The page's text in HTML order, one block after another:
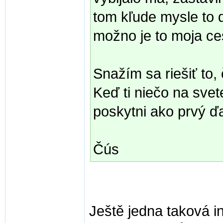
tom kľude mysle to
možno je to moja
Snažím sa riešiť to,
Keď ti niečo na
poskytni ako prvý
Čús
Ještě jedna taková